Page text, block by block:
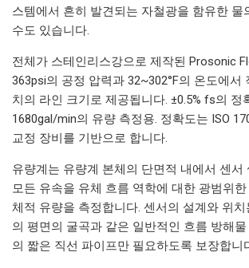
스템에서 흔히 발견되는 자철광을 함유한 물
수도 있습니다.
전체가 스테인리스강으로 제작된 Prosonic
363psi의 공정 압력과 32~302°F의 온도에서
치의 라인 크기로 제공됩니다. ±0.5% fs의 정
1680gal/min의 유량 측정용. 정확도는 ISO
교정 장비를 기반으로 합니다.
유량계는 유량계 본체의 단면적 내에서 센서
모든 유속을 유체 흐름 역학에 대한 광범위
체적 유량을 측정합니다. 센서의 설계와 위
의 평면의 굴곡과 같은 일반적인 흐름 방해
의 짧은 직선 파이프만 필요하도록 보장합니